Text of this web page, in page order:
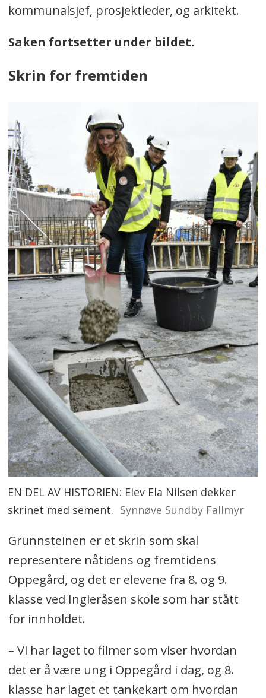
kommunalsjef, prosjektleder, og arkitekt.
Saken fortsetter under bildet.
Skrin for fremtiden
EN DEL AV HISTORIEN: Elev Ela Nilsen dekker
skrinet med sement. Synnøve Sundby Fallmyr
Grunnsteinen er et skrin som skal
representere nåtidens og fremtidens
Oppegård, og det er elevene fra 8. og 9.
klasse ved Ingieråsen skole som har stått
for innholdet.
– Vi har laget to filmer som viser hvordan
det er å være ung i Oppegård i dag, og 8.
klasse har laget et tankekart om hvordan